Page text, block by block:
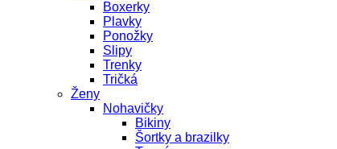
Boxerky
Plavky
Ponožky
Slipy
Trenky
Tričká
Ženy
Nohavičky
Bikiny
Šortky a brazilky